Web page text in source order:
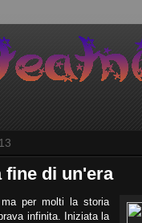
fine di un'era
per molti la storia
infinita. Iniziata la